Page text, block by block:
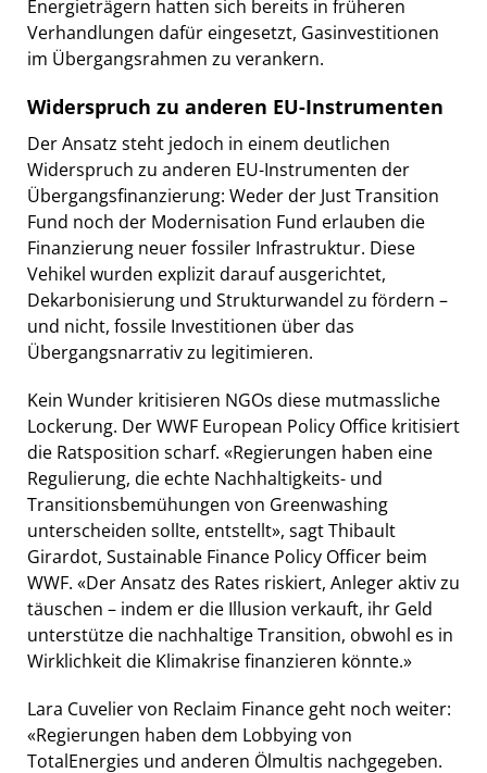
Energieträgern hatten sich bereits in früheren
Verhandlungen dafür eingesetzt, Gasinvestitionen
im Übergangsrahmen zu verankern.
Widerspruch zu anderen EU-Instrumenten
Der Ansatz steht jedoch in einem deutlichen
Widerspruch zu anderen EU-Instrumenten der
Übergangsfinanzierung: Weder der Just Transition
Fund noch der Modernisation Fund erlauben die
Finanzierung neuer fossiler Infrastruktur. Diese
Vehikel wurden explizit darauf ausgerichtet,
Dekarbonisierung und Strukturwandel zu fördern –
und nicht, fossile Investitionen über das
Übergangsnarrativ zu legitimieren.
Kein Wunder kritisieren NGOs diese mutmassliche
Lockerung. Der WWF European Policy Office kritisiert
die Ratsposition scharf. «Regierungen haben eine
Regulierung, die echte Nachhaltigkeits- und
Transitionsbemühungen von Greenwashing
unterscheiden sollte, entstellt», sagt Thibault
Girardot, Sustainable Finance Policy Officer beim
WWF. «Der Ansatz des Rates riskiert, Anleger aktiv zu
täuschen – indem er die Illusion verkauft, ihr Geld
unterstütze die nachhaltige Transition, obwohl es in
Wirklichkeit die Klimakrise finanzieren könnte.»
Lara Cuvelier von Reclaim Finance geht noch weiter:
«Regierungen haben dem Lobbying von
TotalEnergies und anderen Ölmultis nachgegeben.